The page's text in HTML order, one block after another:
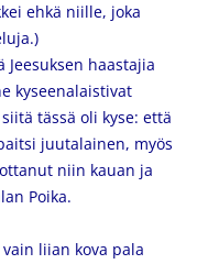
ehkä niille, joka
Jeesuksen haastajia
kyseenalaistivat
tässä oli kyse: että
juutalainen, myös
niin kauan ja
Poika.
liian kova pala